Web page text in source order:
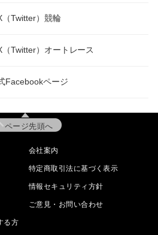
Twitter）競輪
Twitter）オートレース
Facebookページ
ページ先頭へ
会社案内
特定商取引法に基づく表示
情報セキュリティ方針
ご意見・お問い合わせ
る方